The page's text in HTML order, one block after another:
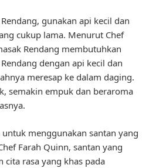
gunakan api kecil dan
cukup lama. Menurut Chef
Rendang membutuhkan
dengan api kecil dan
meresap ke dalam daging.
semakin empuk dan beraroma
menggunakan santan yang
Farah Quinn, santan yang
cita rasa yang khas pada